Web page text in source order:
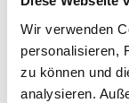
Wir verwenden
personalisieren,
zu können und
analysieren.